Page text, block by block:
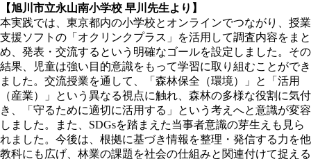
【旭川市立永山南小学校 早川先生より】
本実践では、東京都内の小学校とオンラインでつながり、授業
支援ソフトの「オクリンクプラス」を活用して調査内容をまと
め、発表・交流するという明確なゴールを設定しました。その
結果、児童は強い目的意識をもって学習に取り組むことができ
ました。交流授業を通して、「森林保全（環境）」と「活用
（産業）」という異なる視点に触れ、森林の多様な役割に気付
き、「守るために適切に活用する」という考えへと意識が変容
しました。また、SDGsを踏まえた当事者意識の芽生えも見ら
れました。今後は、根拠に基づき情報を整理・発信する力を他
教科にも広げ、林業の課題を社会の仕組みと関連付けて捉える